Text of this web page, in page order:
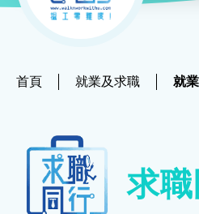
就業及求職
就業及求職
首頁 就業及求職 就
求職